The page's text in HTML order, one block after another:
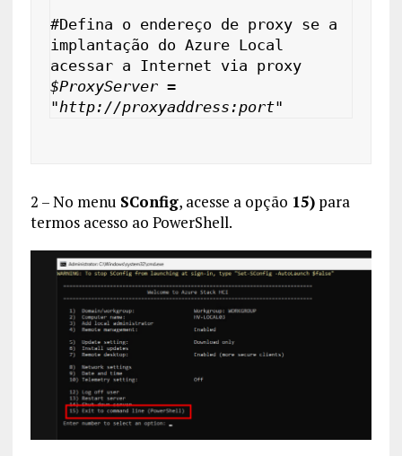
#Defina o endereço de proxy se a
implantação do Azure Local
acessar a Internet via proxy
$ProxyServer =
"http://proxyaddress:port"
2 – No menu SConfig, acesse a opção 15)para
termos acesso ao PowerShell.